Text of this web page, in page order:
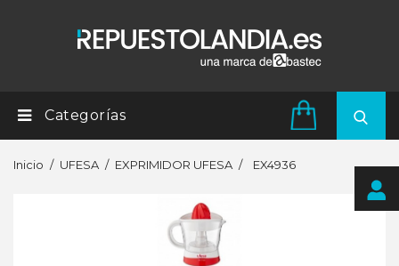
Categorías
Inicio UFESA EXPRIMIDOR UFESA EX4936